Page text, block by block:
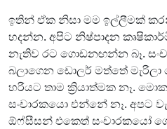
ඉතින් ඒක නිසා මම ඉල්ලීමක්
හදන්න. අපිට නිෂ්පාදන
නැතිව රට ගොඩනඟන්න බෑ.
බලාගෙන ඩොලර් මත්තේ
හරියට තාම ක්‍රියාත්මක නෑ.
සංචාරකයො එන්නේ නෑ. අපට
ඕෆ්සීසන් එකෙත් සංචාරකයෝ